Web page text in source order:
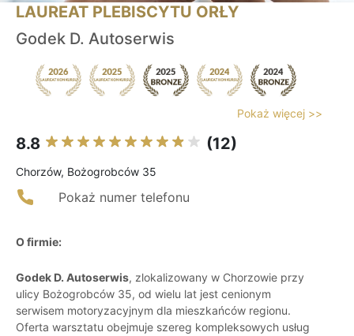
LAUREAT PLEBISCYTU ORŁY
Godek D. Autoserwis
Pokaż więcej >>
8.8 (12)
Chorzów, Bożogrobców 35
Pokaż numer telefonu
O firmie:
Godek D. Autoserwis, zlokalizowany w Chorzowie przy
ulicy Bożogrobców 35, od wielu lat jest cenionym
serwisem motoryzacyjnym dla mieszkańców regionu.
Oferta warsztatu obejmuje szereg kompleksowych usług